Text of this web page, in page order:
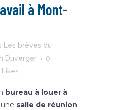
à Mont-
Les brèves du
Duverger
0
Likes
bureau à louer à
une salle de réunion